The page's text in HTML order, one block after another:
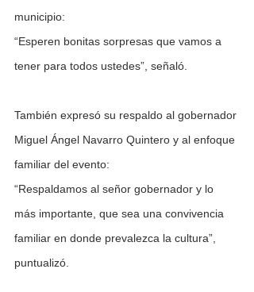
municipio:
“Esperen bonitas sorpresas que vamos a
tener para todos ustedes”, señaló.
También expresó su respaldo al gobernador
Miguel Ángel Navarro Quintero y al enfoque
familiar del evento:
“Respaldamos al señor gobernador y lo
más importante, que sea una convivencia
familiar en donde prevalezca la cultura”,
puntualizó.